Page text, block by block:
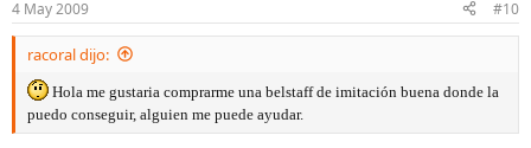
4 May 2009 #10
racoral dijo:
Hola me gustaria comprarme una belstaff de imitación buena donde la
puedo conseguir, alguien me puede ayudar.